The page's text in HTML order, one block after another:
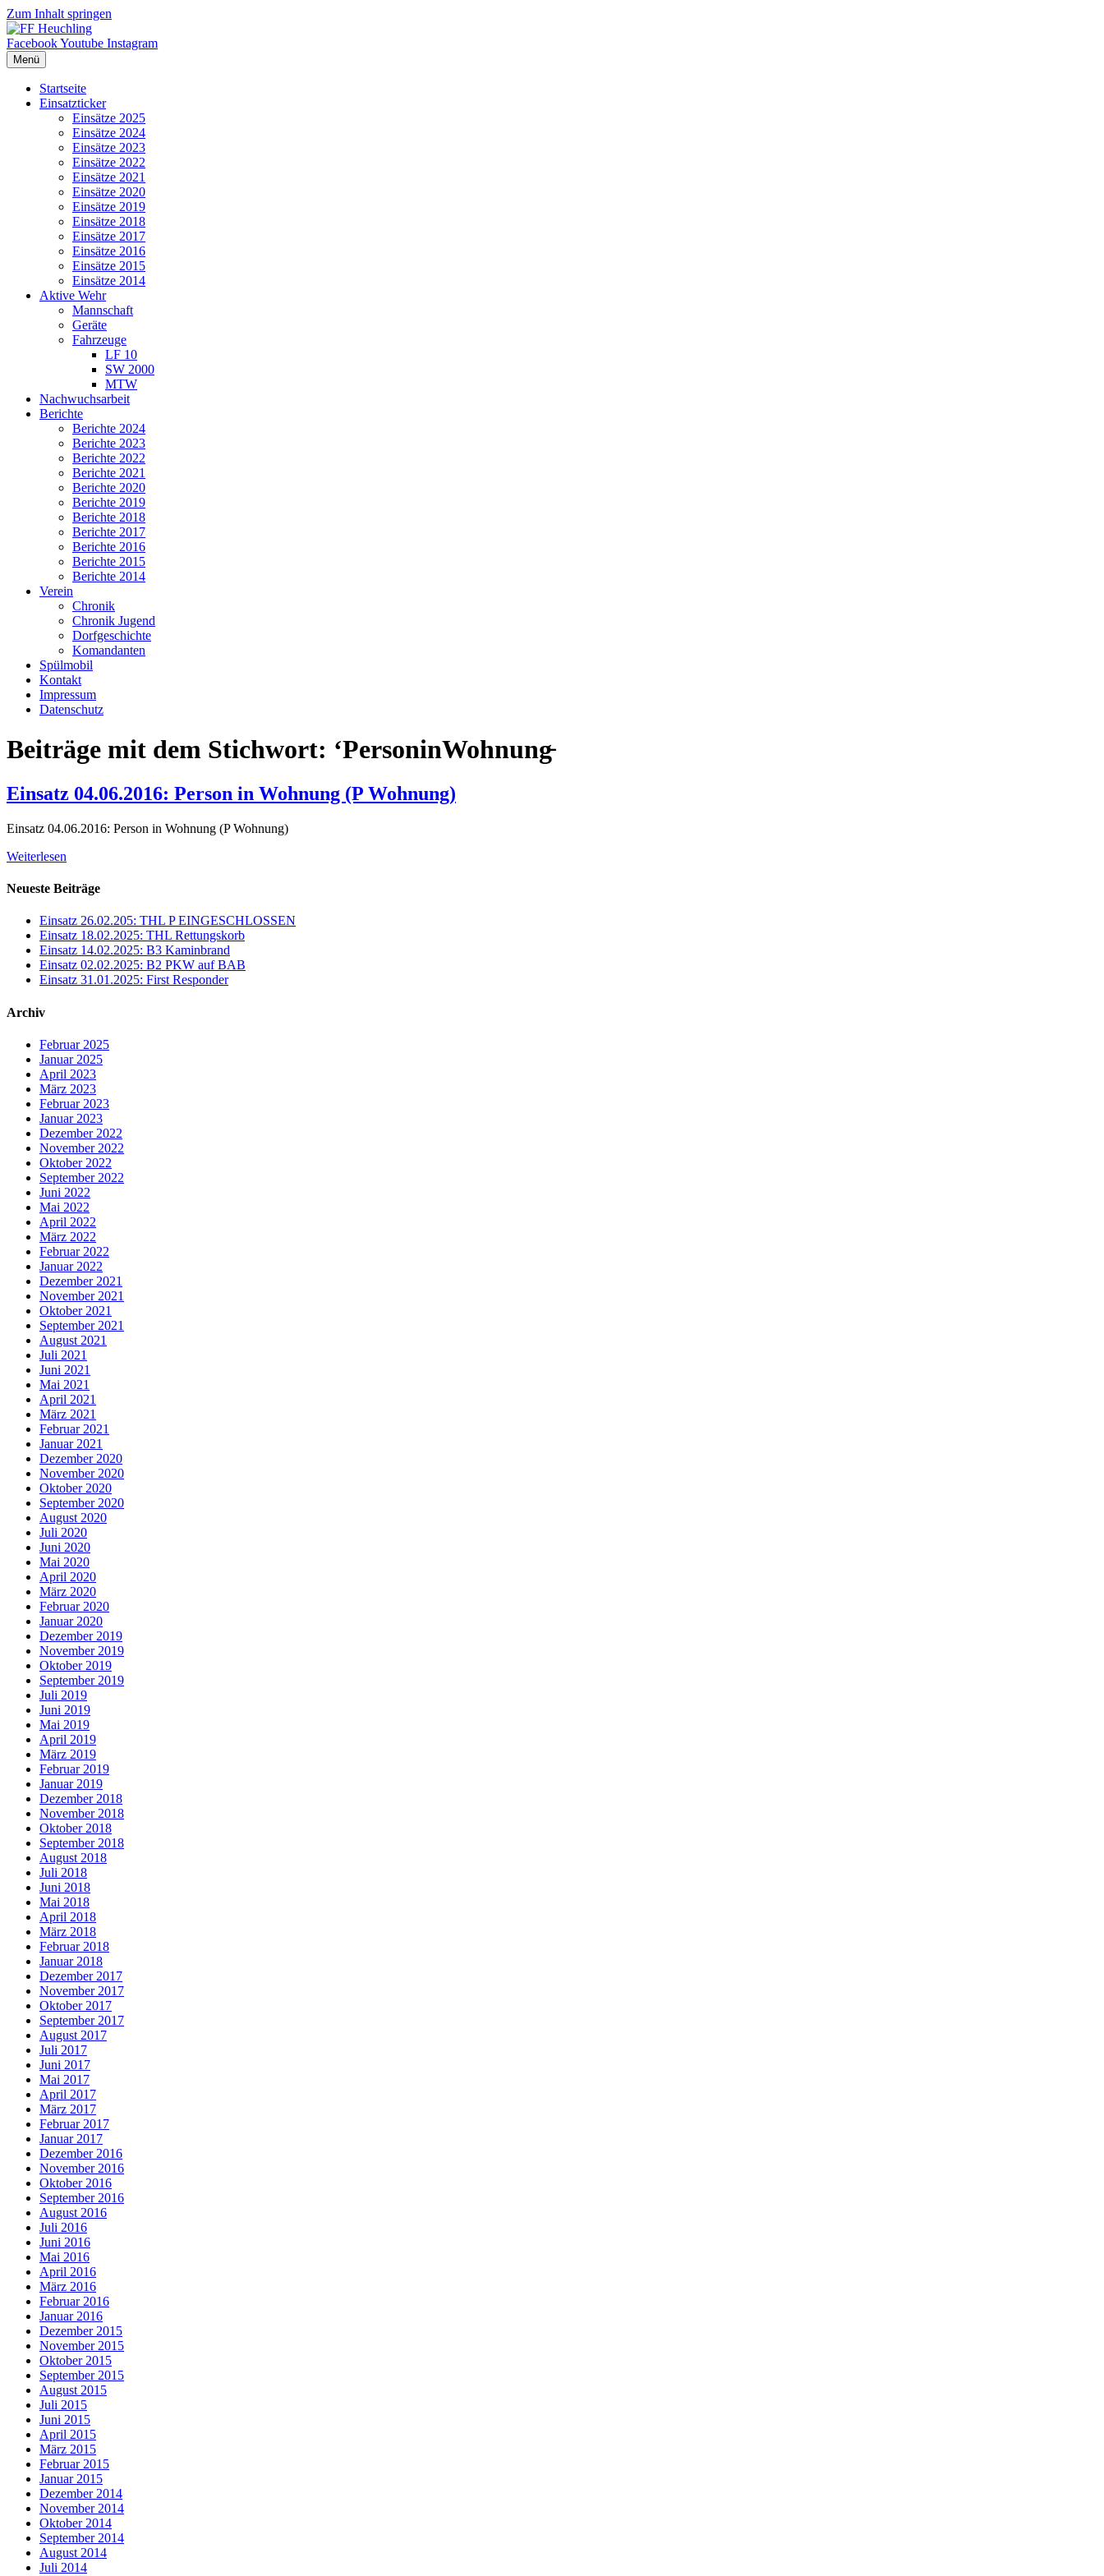
Zum Inhalt springen
FacebookYoutube Instagram
Menü
Startseite
Einsatzticker
Einsätze 2025
Einsätze 2024
Einsätze 2023
Einsätze 2022
Einsätze 2021
Einsätze 2020
Einsätze 2019
Einsätze 2018
Einsätze 2017
Einsätze 2016
Einsätze 2015
Einsätze 2014
Aktive Wehr
Mannschaft
Geräte
Fahrzeuge
LF 10
SW 2000
MTW
Nachwuchsarbeit
Berichte
Berichte 2024
Berichte 2023
Berichte 2022
Berichte 2021
Berichte 2020
Berichte 2019
Berichte 2018
Berichte 2017
Berichte 2016
Berichte 2015
Berichte 2014
Verein
Chronik
Chronik Jugend
Dorfgeschichte
Komandanten
Spülmobil
Kontakt
Impressum
Datenschutz
Beiträge mit dem Stichwort: ‘PersoninWohnung̵
Einsatz 04.06.2016: Person in Wohnung (P Wohnung)
Einsatz 04.06.2016: Person in Wohnung (P Wohnung)
Weiterlesen
Neueste Beiträge
Einsatz 26.02.205: THL P EINGESCHLOSSEN
Einsatz 18.02.2025: THL Rettungskorb
Einsatz 14.02.2025: B3 Kaminbrand
Einsatz 02.02.2025: B2 PKW auf BAB
Einsatz 31.01.2025: First Responder
Archiv
Februar 2025
Januar 2025
April 2023
März 2023
Februar 2023
Januar 2023
Dezember 2022
November 2022
Oktober 2022
September 2022
Juni 2022
Mai 2022
April 2022
März 2022
Februar 2022
Januar 2022
Dezember 2021
November 2021
Oktober 2021
September 2021
August 2021
Juli 2021
Juni 2021
Mai 2021
April 2021
März 2021
Februar 2021
Januar 2021
Dezember 2020
November 2020
Oktober 2020
September 2020
August 2020
Juli 2020
Juni 2020
Mai 2020
April 2020
März 2020
Februar 2020
Januar 2020
Dezember 2019
November 2019
Oktober 2019
September 2019
Juli 2019
Juni 2019
Mai 2019
April 2019
März 2019
Februar 2019
Januar 2019
Dezember 2018
November 2018
Oktober 2018
September 2018
August 2018
Juli 2018
Juni 2018
Mai 2018
April 2018
März 2018
Februar 2018
Januar 2018
Dezember 2017
November 2017
Oktober 2017
September 2017
August 2017
Juli 2017
Juni 2017
Mai 2017
April 2017
März 2017
Februar 2017
Januar 2017
Dezember 2016
November 2016
Oktober 2016
September 2016
August 2016
Juli 2016
Juni 2016
Mai 2016
April 2016
März 2016
Februar 2016
Januar 2016
Dezember 2015
November 2015
Oktober 2015
September 2015
August 2015
Juli 2015
Juni 2015
April 2015
März 2015
Februar 2015
Januar 2015
Dezember 2014
November 2014
Oktober 2014
September 2014
August 2014
Juli 2014